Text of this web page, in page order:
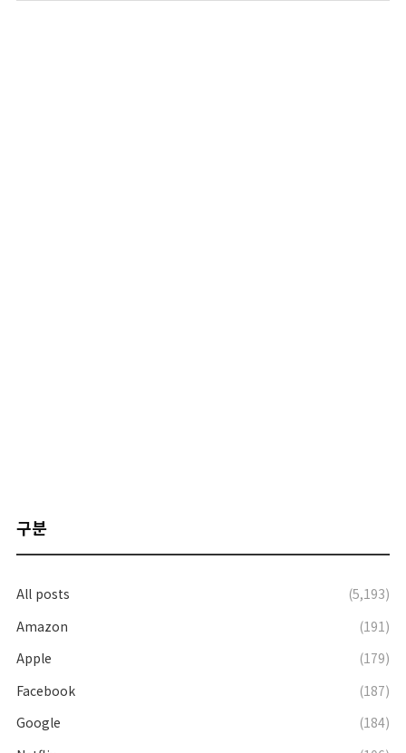
구분
All posts
(5,193)
Amazon
(191)
Apple
(179)
Facebook
(187)
Google
(184)